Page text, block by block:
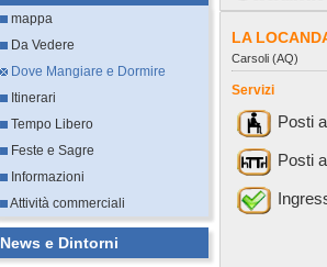
mappa
Da Vedere
Dove Mangiare e Dormire
Itinerari
Tempo Libero
Feste e Sagre
Informazioni
Attività commerciali
News e Dintorni
LA
Carsoli (AQ)
Servizi
Posti
Posti